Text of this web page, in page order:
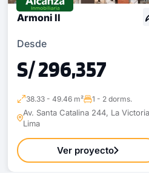
Armoni II
Desde
S/ 296,357
38.33 - 49.46 m² 1 - 2 dorms.
Av. Santa Catalina 244, La
Lima
Ver proyecto